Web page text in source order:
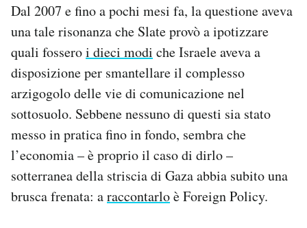
Dal 2007 e fino a pochi mesi fa, la questione aveva
una tale risonanza che Slate provò a ipotizzare
quali fosseroi dieci modi che Israele aveva a
disposizione per smantellare il complesso
arzigogolo delle vie di comunicazione nel
sottosuolo. Sebbene nessuno di questi sia stato
messo in pratica fino in fondo, sembra che
l’economia – è proprio il caso di dirlo –
sotterranea della striscia di Gaza abbia subito una
brusca frenata: araccontarloè Foreign Policy.